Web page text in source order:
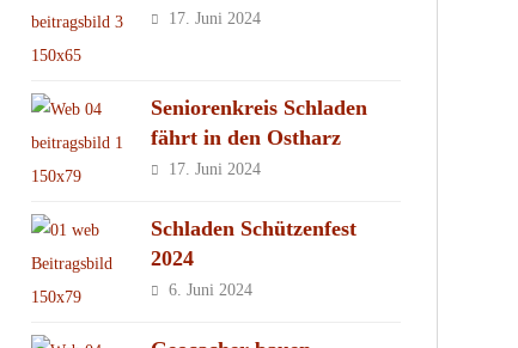
17. Juni 2024
Seniorenkreis Schladen
fährt in den Ostharz
17. Juni 2024
Schladen Schützenfest
2024
6. Juni 2024